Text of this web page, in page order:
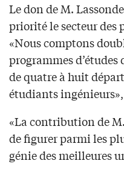
Le don de M.
priorité le secteur des
«Nous comptons
programmes d’études
de quatre à huit
étudiants
«La contribution de
de figurer parmi les
génie des meilleures